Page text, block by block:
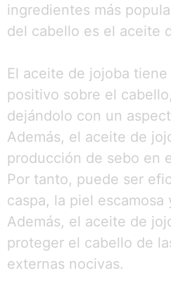
ingredientes más
del cabello es el aceite
El aceite de jojoba
positivo sobre el
dejándolo con un
Además, el aceite de
producción de sebo en
Por tanto, puede ser
caspa, la piel escamosa
Además, el aceite de
proteger el cabello de
externas nocivas.